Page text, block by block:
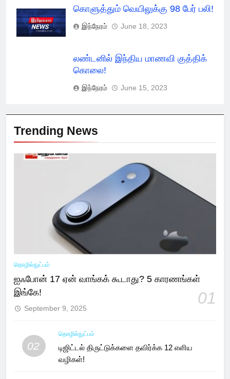
கொளுத்தும் வெயிலுக்கு 98 பேர் பலி!
இந்நேரம் June 18, 2023
லண்டனில் இந்திய மாணவி குத்திக்
கொலை!
இந்நேரம் June 15, 2023
Trending News
தொழில்நுட்பம்
ஐஃபோன் 17 ஏன் வாங்கக் கூடாது? 5 காரணங்கள்
இங்கே!
01
September 9, 2025
02
தொழில்நுட்பம்
டிஜிட்டல் திருட்டுக்களை தவிர்க்க 12 எளிய
வழிகள்!